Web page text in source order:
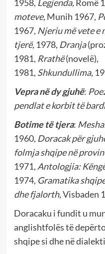
1958, Legjenda,Romë
moteve,Munih 1967,
1967, Njeriu më vete e
tjerë,1978, Dranja
1981, Rrathë(novelë),
1981, Shkundullima,
Vepra në dy gjuhë:
pendlat e korbit të
Botime të tjera:
1960, Doracak për
folmja shqipe në
1971, Antologjia:
1974, Gramatika
dhe fjalorth,Visbaden
Doracaku i fundit u
anglishtfolës të
shqipe si dhe në